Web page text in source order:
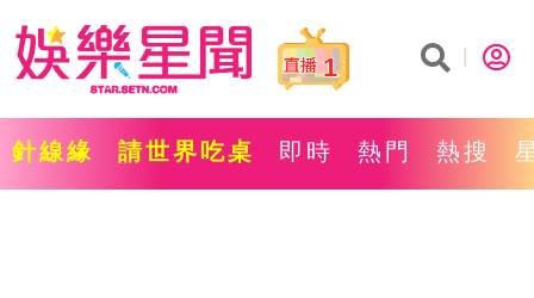
1
針線緣 請世界吃桌 即時 熱門 熱搜